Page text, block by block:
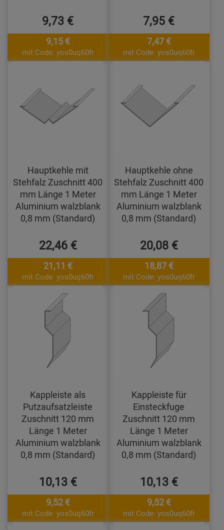
9,73 €
9,15 €
mit Code: yos0uq60fr
7,95 €
7,47 €
mit Code: yos0uq60fr
Hauptkehle mit
Stehfalz Zuschnitt 400
mm Länge 1 Meter
Aluminium walzblank
0,8 mm (Standard)
22,46 €
21,11 €
mit Code: yos0uq60fr
Hauptkehle ohne
Stehfalz Zuschnitt 400
mm Länge 1 Meter
Aluminium walzblank
0,8 mm (Standard)
20,08 €
18,87 €
mit Code: yos0uq60fr
Kappleiste als
Putzaufsatzleiste
Zuschnitt 120 mm
Länge 1 Meter
Aluminium walzblank
0,8 mm (Standard)
10,13 €
9,52 €
mit Code: yos0uq60fr
Kappleiste für
Einsteckfuge
Zuschnitt 120 mm
Länge 1 Meter
Aluminium walzblank
0,8 mm (Standard)
10,13 €
9,52 €
mit Code: yos0uq60fr